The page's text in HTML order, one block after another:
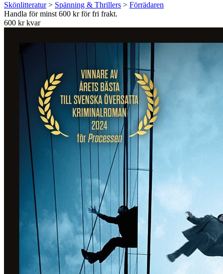
Skönlitteratur> Spänning & Thrillers > Förrädaren
Handla för minst 600 kr för fri frakt.
600 kr kvar